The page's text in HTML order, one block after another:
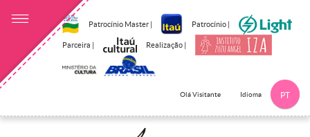
Patrocínio Master | Patrocínio |
Parceira | Realização |
Olá Visitante Idioma PT